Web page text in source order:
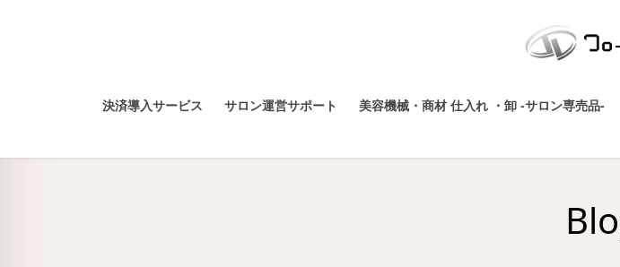
決済導入サービス サロン運営サポート 美容機械・商材 仕入れ ・卸 -サロン専売品-